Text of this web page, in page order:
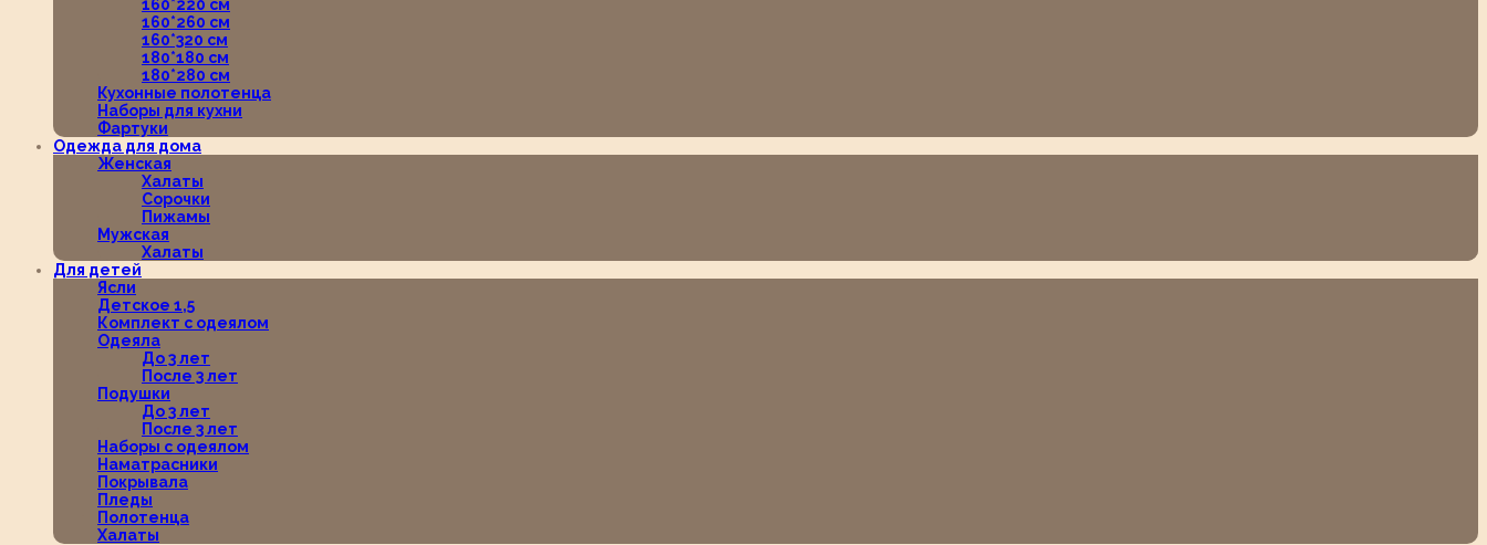
160*220 см
160*260 см
160*320 см
180*180 см
180*280 см
Кухонные полотенца
Наборы для кухни
Фартуки
Одежда для дома
Женская
Халаты
Сорочки
Пижамы
Мужская
Халаты
Для детей
Ясли
Детское 1,5
Комплект с одеялом
Одеяла
До 3 лет
После 3 лет
Подушки
До 3 лет
После 3 лет
Наборы с одеялом
Наматрасники
Покрывала
Пледы
Полотенца
Халаты